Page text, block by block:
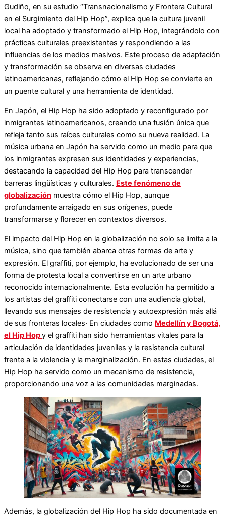
Gudiño, en su estudio “Transnacionalismo y Frontera Cultural
en el Surgimiento del Hip Hop”, explica que la cultura juvenil
local ha adoptado y transformado el Hip Hop, integrándolo con
prácticas culturales preexistentes y respondiendo a las
influencias de los medios masivos. Este proceso de adaptación
y transformación se observa en diversas ciudades
latinoamericanas, reflejando cómo el Hip Hop se convierte en
un puente cultural y una herramienta de identidad​​.
En Japón, el Hip Hop ha sido adoptado y reconfigurado por
inmigrantes latinoamericanos, creando una fusión única que
refleja tanto sus raíces culturales como su nueva realidad. La
música urbana en Japón ha servido como un medio para que
los inmigrantes expresen sus identidades y experiencias,
destacando la capacidad del Hip Hop para transcender
barreras lingüísticas y culturales. Este fenómeno de
globalización muestra cómo el Hip Hop, aunque
profundamente arraigado en sus orígenes, puede
transformarse y florecer en contextos diversos​​​​.
El impacto del Hip Hop en la globalización no solo se limita a la
música, sino que también abarca otras formas de arte y
expresión. El graffiti, por ejemplo, ha evolucionado de ser una
forma de protesta local a convertirse en un arte urbano
reconocido internacionalmente. Esta evolución ha permitido a
los artistas del graffiti conectarse con una audiencia global,
llevando sus mensajes de resistencia y autoexpresión más allá
de sus fronteras locales· En ciudades como Medellín y Bogotá,
el Hip Hopy el graffiti han sido herramientas vitales para la
articulación de identidades juveniles y la resistencia cultural
frente a la violencia y la marginalización. En estas ciudades, el
Hip Hop ha servido como un mecanismo de resistencia,
proporcionando una voz a las comunidades marginadas​​​​.
Además, la globalización del Hip Hop ha sido documentada en